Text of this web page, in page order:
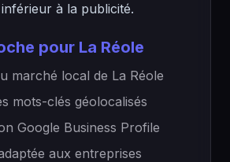
à la publicité.
pour La Réole
marché local de La Réole
mots-clés géolocalisés
Google Business Profile
aux entreprises